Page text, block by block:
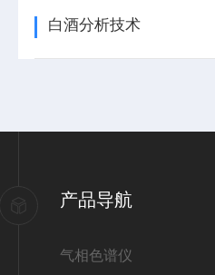
白酒分析技术
产品导航
气相色谱仪